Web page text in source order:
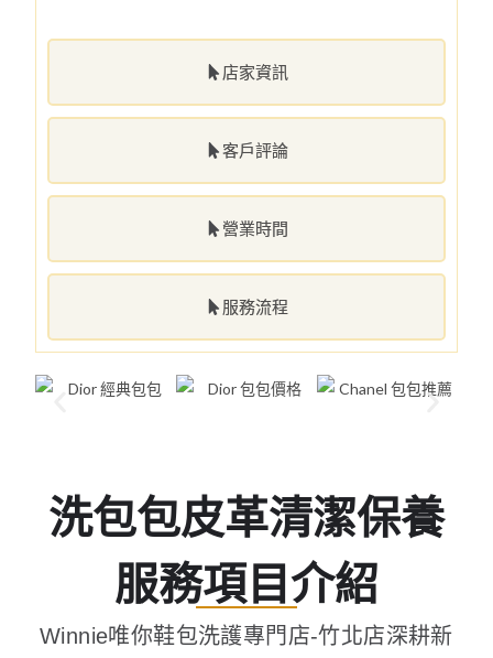
店家資訊
客戶評論
營業時間
服務流程
洗包包皮革清潔保養
服務項目介紹
Winnie唯你鞋包洗護專門店-竹北店深耕新